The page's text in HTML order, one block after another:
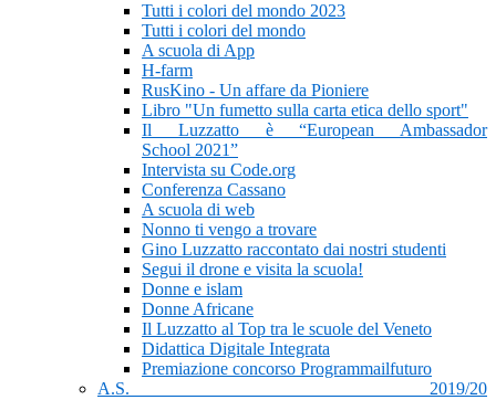
Tutti i colori del mondo 2023
Tutti i colori del mondo
A scuola di App
H-farm
RusKino - Un affare da Pioniere
Libro "Un fumetto sulla carta etica dello sport"
Il Luzzatto è “European Ambassador
School 2021”
Intervista su Code.org
Conferenza Cassano
A scuola di web
Nonno ti vengo a trovare
Gino Luzzatto raccontato dai nostri studenti
Segui il drone e visita la scuola!
Donne e islam
Donne Africane
Il Luzzatto al Top tra le scuole del Veneto
Didattica Digitale Integrata
Premiazione concorso Programmailfuturo
A.S. 2019/20